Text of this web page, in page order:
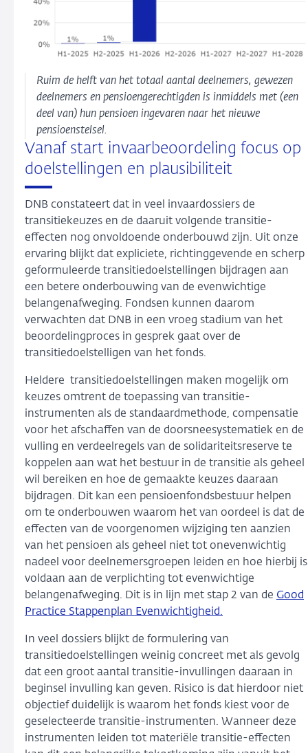
Ruim de helft van het totaal aantal deelnemers, gewezen
deelnemers en pensioengerechtigden is inmiddels met (een
deel van) hun pensioen ingevaren naar het nieuwe
pensioenstelsel.
Vanaf start invaarbeoordeling focus op
doelstellingen en plausibiliteit
DNB constateert dat in veel invaardossiers de
transitiekeuzes en de daaruit volgende transitie-
effecten nog onvoldoende onderbouwd zijn. Uit onze
ervaring blijkt dat expliciete, richtinggevende en scherp
geformuleerde transitiedoelstellingen bijdragen aan
een betere onderbouwing van de evenwichtige
belangenafweging. Fondsen kunnen daarom
verwachten dat DNB in een vroeg stadium van het
beoordelingproces in gesprek gaat over de
transitiedoelstelligen van het fonds.
Heldere transitiedoelstellingen maken mogelijk om
keuzes omtrent de toepassing van transitie-
instrumenten als de standaardmethode, compensatie
voor het afschaffen van de doorsneesystematiek en de
vulling en verdeelregels van de solidariteitsreserve te
koppelen aan wat het bestuur in de transitie als geheel
wil bereiken en hoe de gemaakte keuzes daaraan
bijdragen. Dit kan een pensioenfondsbestuur helpen
om te onderbouwen waarom het van oordeel is dat de
effecten van de voorgenomen wijziging ten aanzien
van het pensioen als geheel niet tot onevenwichtig
nadeel voor deelnemersgroepen leiden en hoe hierbij is
voldaan aan de verplichting tot evenwichtige
belangenafweging. Dit is in lijn met stap 2 van de Good
Practice Stappenplan Evenwichtigheid.
In veel dossiers blijkt de formulering van
transitiedoelstellingen weinig concreet met als gevolg
dat een groot aantal transitie-invullingen daaraan in
beginsel invulling kan geven. Risico is dat hierdoor niet
objectief duidelijk is waarom het fonds kiest voor de
geselecteerde transitie-instrumenten. Wanneer deze
instrumenten leiden tot materiële transitie-effecten